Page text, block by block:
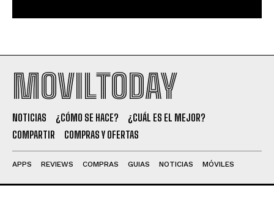
MOVILTODAY
NOTICIAS ¿CÓMO SE HACE?
¿CUÁL ES EL MEJOR?
COMPARTIR
COMPRAS Y OFERTAS
APPS REVIEWS COMPRAS GUIAS NOTICIAS MÓVILES